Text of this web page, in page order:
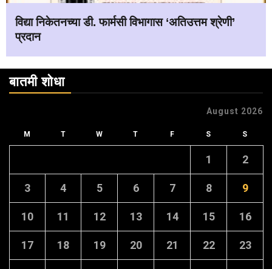
विद्या निकेतनच्या डी. फार्मसी विभागास ‘अतिउत्तम श्रेणी’
प्रदान
बातमी शोधा
August 2026
M T W T F S S
1 2
3 4 5 6 7 8 9
10 11 12 13 14 15 16
17 18 19 20 21 22 23